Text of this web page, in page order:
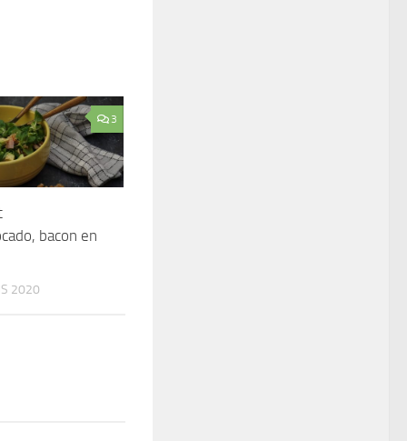
3
bacon en
2020